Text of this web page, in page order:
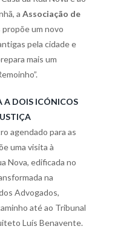
a Associação de
propõe um novo
pela cidade e
mais um
A DOIS ICÓNICOS
agendado para as
uma visita à
Nova, edificada no
na
Advogados,
até ao Tribunal
Luís Benavente.